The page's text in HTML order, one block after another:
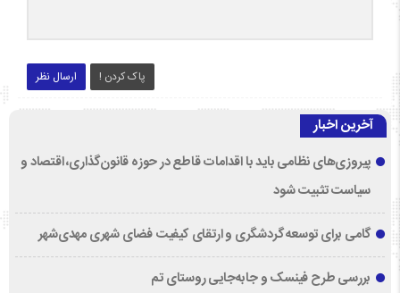
ارسال نظر پاک کردن !
آخرین اخبار
پیروزی‌های نظامی باید با اقدامات قاطع در حوزه قانون‌گذاری، اقتصاد و
سیاست تثبیت شود
گامی برای توسعه گردشگری و ارتقای کیفیت فضای شهری مهدی‌شهر
بررسی طرح فینسک و جابه‌جایی روستای تم